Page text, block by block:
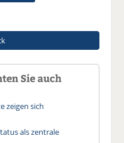
Sie auch
zeigen sich
als zentrale